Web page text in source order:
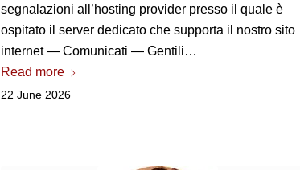
segnalazioni all’hosting provider presso il quale è
ospitato il server dedicato che supporta il nostro sito
internet — Comunicati — Gentili…
Read more
22 June 2026